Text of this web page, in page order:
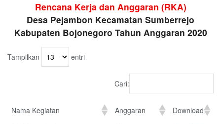
Rencana Kerja dan Anggaran (RKA)
Desa Pejambon Kecamatan Sumberrejo
Kabupaten Bojonegoro Tahun Anggaran 2020
Tampilkan entri
Cari:
Nama Kegiatan Anggaran
Download